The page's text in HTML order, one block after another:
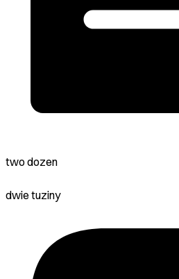
two dozen
dwie tuziny